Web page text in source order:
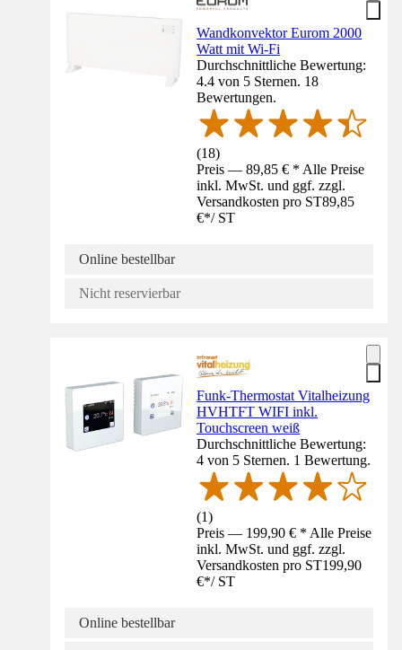
Wandkonvektor Eurom 2000
Watt mit Wi-Fi
Durchschnittliche Bewertung:
4.4 von 5 Sternen. 18
Bewertungen.
(18)
Preis — 89,85 € * Alle Preise
inkl. MwSt. und ggf. zzgl.
Versandkosten pro ST89,85
€*/ ST
Online bestellbar
Nicht reservierbar
Funk-Thermostat Vitalheizung
HVHTFT WIFI inkl.
Touchscreen weiß
Durchschnittliche Bewertung:
4 von 5 Sternen. 1 Bewertung.
(1)
Preis — 199,90 € * Alle Preise
inkl. MwSt. und ggf. zzgl.
Versandkosten pro ST199,90
€*/ ST
Online bestellbar